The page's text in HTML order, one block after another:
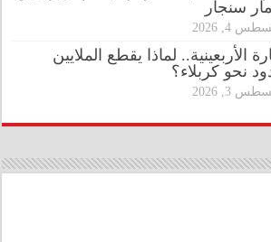
سنجار
4, 2026
الأربعينية.. لماذا يقطع الملايين
نحو كربلاء؟
3, 2026